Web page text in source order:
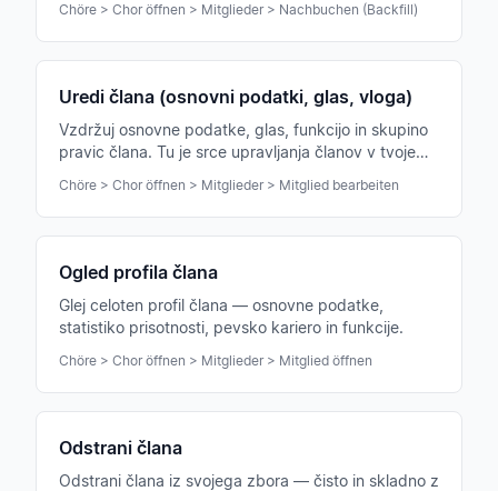
Chöre > Chor öffnen > Mitglieder > Nachbuchen (Backfill)
Uredi člana (osnovni podatki, glas, vloga)
Vzdržuj osnovne podatke, glas, funkcijo in skupino
pravic člana. Tu je srce upravljanja članov v tvojem
Chöre > Chor öffnen > Mitglieder > Mitglied bearbeiten
Ogled profila člana
Glej celoten profil člana — osnovne podatke,
statistiko prisotnosti, pevsko kariero in funkcije.
Chöre > Chor öffnen > Mitglieder > Mitglied öffnen
Odstrani člana
Odstrani člana iz svojega zbora — čisto in skladno z